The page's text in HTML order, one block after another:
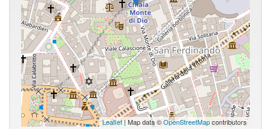
Leaflet| Map data ©OpenStreetMapcontributors